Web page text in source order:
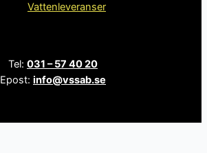
Vattenleveranser
Tel: 031 – 57 40 20
Epost: info@vssab.se